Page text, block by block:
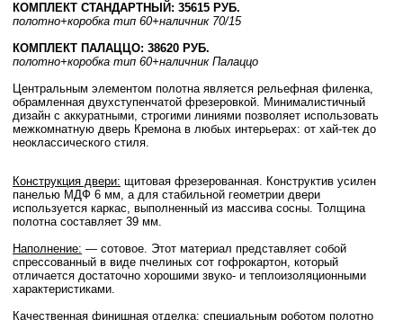
КОМПЛЕКТ СТАНДАРТНЫЙ: 35615 РУБ.
полотно+коробка тип 60+наличник 70/15
КОМПЛЕКТ ПАЛАЦЦО: 38620 РУБ.
полотно+коробка тип 60+наличник Палаццо
Центральным элементом полотна является рельефная филенка,
обрамленная двухступенчатой фрезеровкой. Минималистичный
дизайн с аккуратными, строгими линиями позволяет использовать
межкомнатную дверь Кремона в любых интерьерах: от хай-тек до
неоклассического стиля.
Конструкция двери: щитовая фрезерованная. Конструктив усилен
панелью МДФ 6 мм, а для стабильной геометрии двери
используется каркас, выполненный из массива сосны. Толщина
полотна составляет 39 мм.
Наполнение: — сотовое. Этот материал представляет собой
спрессованный в виде пчелиных сот гофрокартон, который
отличается достаточно хорошими звуко- и теплоизоляционными
характеристиками.
Качественная финишная отделка: специальным роботом полотно